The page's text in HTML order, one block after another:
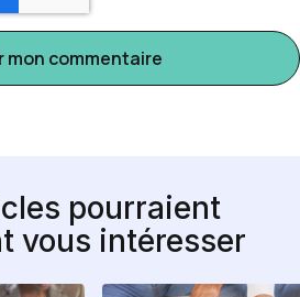
pourraient
vous intéresser